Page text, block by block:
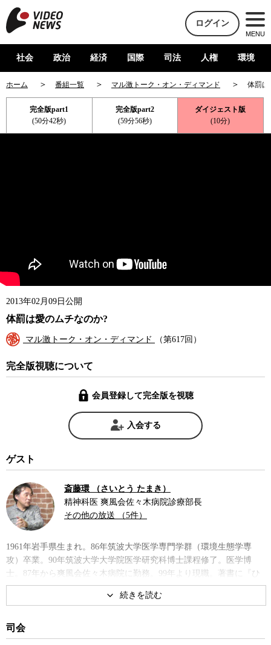
ログイン
MENU
社会 政治 経済 国際 司法 人権 環境
ホーム 番組一覧 マル激トーク・オン・ディマンド 体罰は
完全版part1
(50分42秒)
完全版part2
(59分56秒)
ダイジェスト版
(10分)
2013年02月09日公開
体罰は愛のムチなのか?
マル激トーク・オン・ディマンド （第617回）
完全版視聴について
会員登録して完全版を視聴
入会する
ゲスト
斎藤環 （さいとう たまき）
精神科医 爽風会佐々木病院診療部長
その他の放送 （5件）
1961年岩手県生まれ。86年筑波大学医学専門学群（環境生態学専
攻）卒業。90年筑波大学大学院医学研究科博士課程修了。医学博
士。87年から爽風会佐々木病院に勤務。99年より現職。著書に『ひ
きこもりはなぜ「治る」のか?』、『原発依存の精神構造〜日本人は
なぜ原子力が「好き」なのか』など。
著書
司会